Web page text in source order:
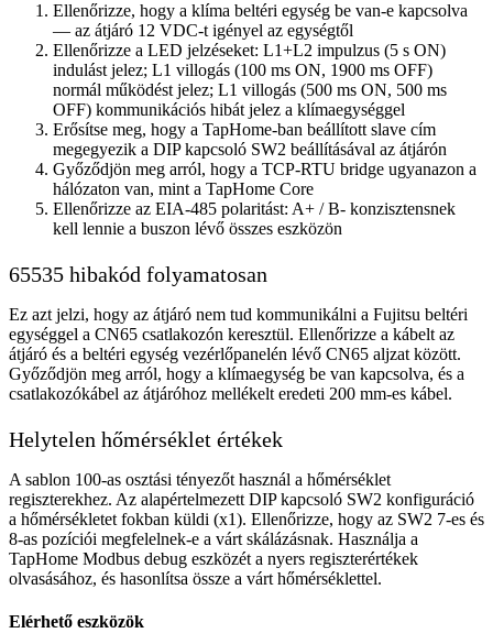
Ellenőrizze, hogy a klíma beltéri egység be van-e kapcsolva
— az átjáró 12 VDC-t igényel az egységtől
Ellenőrizze a LED jelzéseket: L1+L2 impulzus (5 s ON)
indulást jelez; L1 villogás (100 ms ON, 1900 ms OFF)
normál működést jelez; L1 villogás (500 ms ON, 500 ms
OFF) kommunikációs hibát jelez a klímaegységgel
Erősítse meg, hogy a TapHome-ban beállított slave cím
megegyezik a DIP kapcsoló SW2 beállításával az átjárón
Győződjön meg arról, hogy a TCP-RTU bridge ugyanazon a
hálózaton van, mint a TapHome Core
Ellenőrizze az EIA-485 polaritást: A+ / B- konzisztensnek
kell lennie a buszon lévő összes eszközön
65535 hibakód folyamatosan
Ez azt jelzi, hogy az átjáró nem tud kommunikálni a Fujitsu beltéri
egységgel a CN65 csatlakozón keresztül. Ellenőrizze a kábelt az
átjáró és a beltéri egység vezérlőpanelén lévő CN65 aljzat között.
Győződjön meg arról, hogy a klímaegység be van kapcsolva, és a
csatlakozókábel az átjáróhoz mellékelt eredeti 200 mm-es kábel.
Helytelen hőmérséklet értékek
A sablon 100-as osztási tényezőt használ a hőmérséklet
regiszterekhez. Az alapértelmezett DIP kapcsoló SW2 konfiguráció
a hőmérsékletet fokban küldi (x1). Ellenőrizze, hogy az SW2 7-es és
8-as pozíciói megfelelnek-e a várt skálázásnak. Használja a
TapHome Modbus debug eszközét a nyers regiszterértékek
olvasásához, és hasonlítsa össze a várt hőmérséklettel.
Elérhető eszközök